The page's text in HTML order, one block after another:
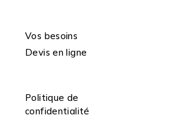
Vos besoins
Devis en ligne
Politique de
confidentialité